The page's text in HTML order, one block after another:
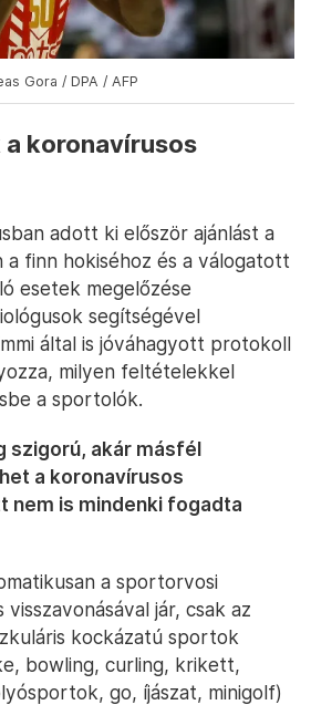
Gora / DPA / AFP
koronavírusos
adott ki először ajánlást a
a finn hokiséhoz és a válogatott
esetek megelőzése
segítségével
által is jóváhagyott protokoll
milyen feltételekkel
a sportolók.
szigorú, akár másfél
a koronavírusos
nem is mindenki fogadta
a sportorvosi
jár, csak az
kockázatú sportok
bowling, curling, krikett,
go, íjászat, minigolf)